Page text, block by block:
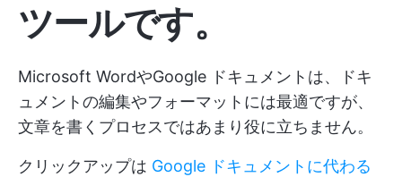
ツールです。
Microsoft WordやGoogle ドキュメントは、ドキ
ュメントの編集やフォーマットには最適ですが、
文章を書くプロセスではあまり役に立ちません。
クリックアップは Google ドキュメントに代わる